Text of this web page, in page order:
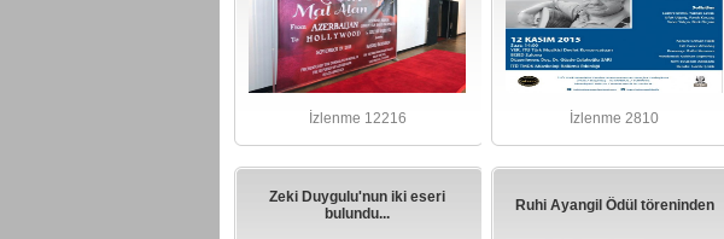
İzlenme 12216 İzlenme 2810
Zeki Duygulu'nun iki eseri
bulundu...
Ruhi Ayangil Ödül töreninden